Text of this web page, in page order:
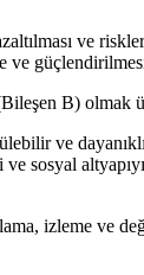
ve
B)
ve
izleme ve